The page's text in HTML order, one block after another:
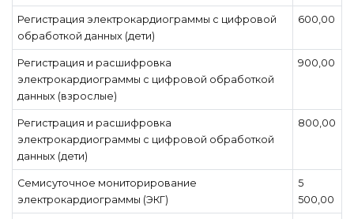
Регистрация электрокардиограммы c цифровой
обработкой данных (дети)
600,00
Регистрация и расшифровка
электрокардиограммы с цифровой обработкой
данных (взрослые)
900,00
Регистрация и расшифровка
электрокардиограммы с цифровой обработкой
данных (дети)
800,00
Семисуточное мониторирование
электрокардиограммы (ЭКГ)
5
500,00